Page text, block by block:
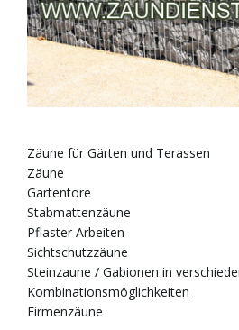
Zäune für Gärten und Terassen
Zäune
Gartentore
Stabmattenzäune
Pflaster Arbeiten
Sichtschutzzäune
Steinzaune / Gabionen in
Kombinationsmöglichkeiten
Firmenzäune